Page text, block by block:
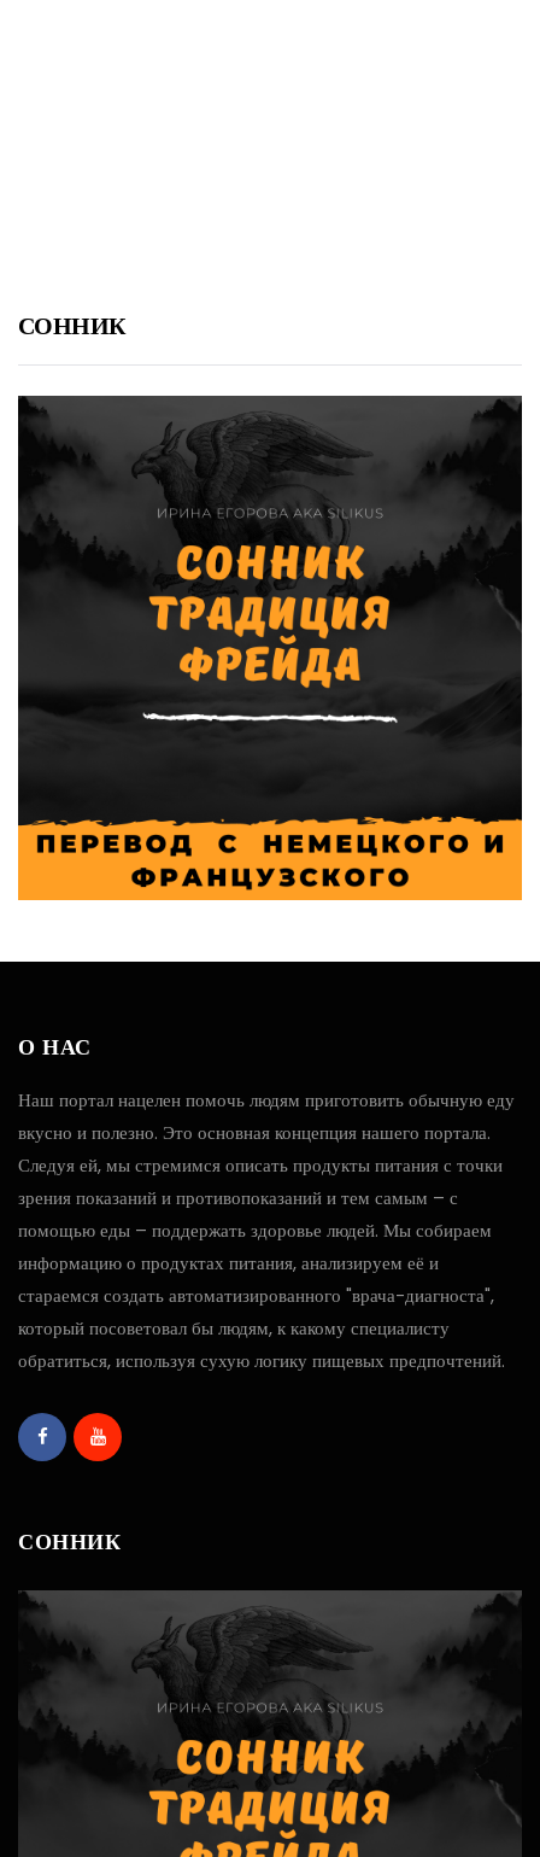
СОННИК
О НАС
Наш портал нацелен помочь людям приготовить обычную еду
вкусно и полезно. Это основная концепция нашего портала.
Следуя ей, мы стремимся описать продукты питания с точки
зрения показаний и противопоказаний и тем самым – с
помощью еды – поддержать здоровье людей. Мы собираем
информацию о продуктах питания, анализируем её и
стараемся создать автоматизированного "врача-диагноста",
который посоветовал бы людям, к какому специалисту
обратиться, используя сухую логику пищевых предпочтений.
СОННИК